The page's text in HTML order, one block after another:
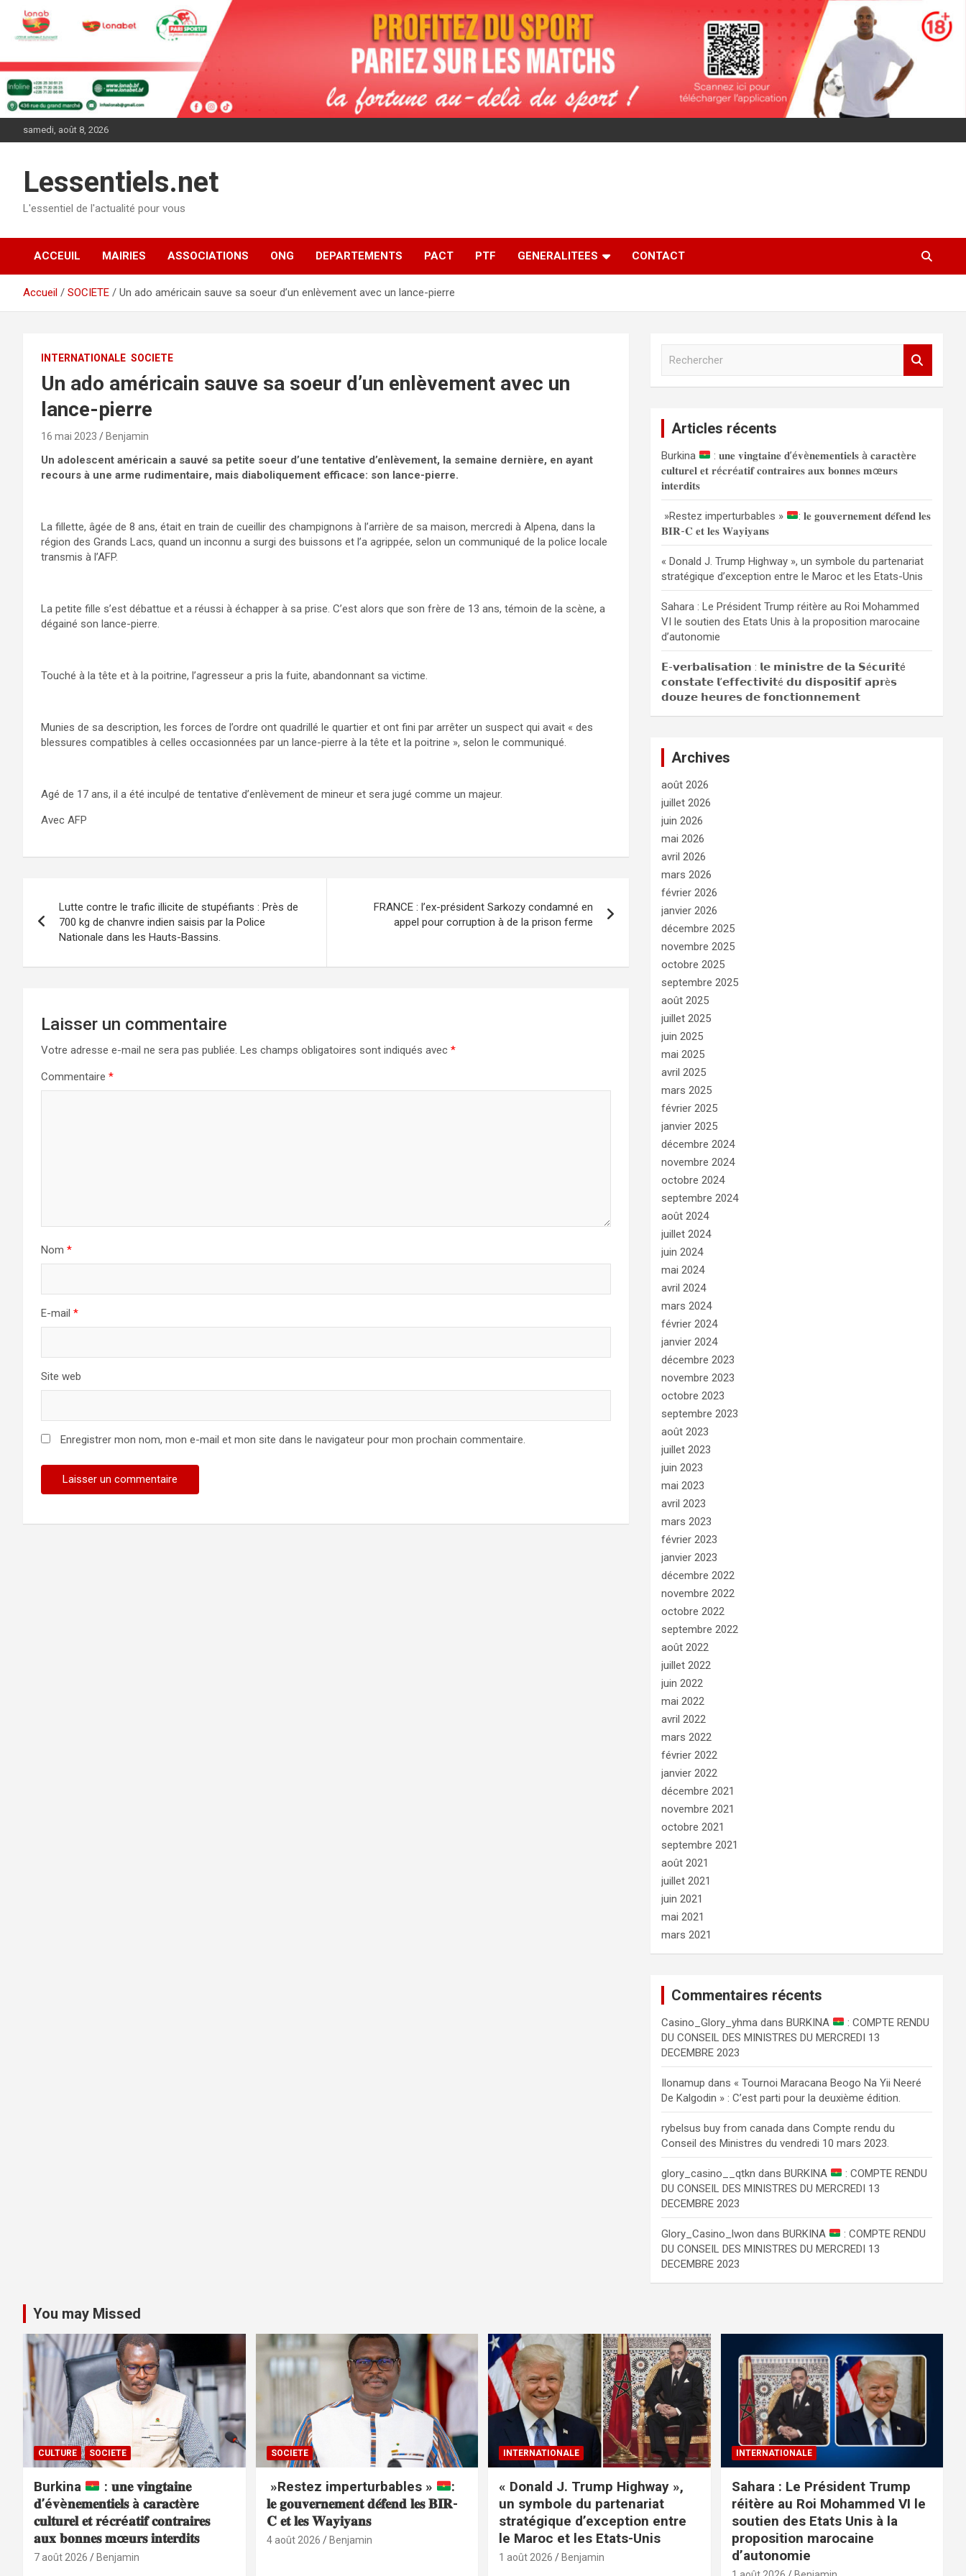
contenu
samedi, août 8, 2026
Lessentiels.net
L'essentiel de l'actualité pour vous
ACCEUIL MAIRIES ASSOCIATIONS ONG DEPARTEMENTS PACT PTF GENERALITEES CONTACT
Accueil SOCIETE Un ado américain sauve sa soeur d’un enlèvement avec un lance-pierre
INTERNATIONALE SOCIETE
Un ado américain sauve sa soeur d’un enlèvement avec un
lance-pierre
16 mai 2023 Benjamin
Un adolescent américain a sauvé sa petite soeur d’une tentative d’enlèvement, la semaine dernière, en ayant
recours à une arme rudimentaire, mais diaboliquement efficace: son lance-pierre.
La fillette, âgée de 8 ans, était en train de cueillir des champignons à l’arrière de sa maison, mercredi à Alpena, dans la
région des Grands Lacs, quand un inconnu a surgi des buissons et l’a agrippée, selon un communiqué de la police locale
transmis à l’AFP.
La petite fille s’est débattue et a réussi à échapper à sa prise. C’est alors que son frère de 13 ans, témoin de la scène, a
dégainé son lance-pierre.
Touché à la tête et à la poitrine, l’agresseur a pris la fuite, abandonnant sa victime.
Munies de sa description, les forces de l’ordre ont quadrillé le quartier et ont fini par arrêter un suspect qui avait « des
blessures compatibles à celles occasionnées par un lance-pierre à la tête et la poitrine », selon le communiqué.
Agé de 17 ans, il a été inculpé de tentative d’enlèvement de mineur et sera jugé comme un majeur.
Avec AFP
de
Lutte contre le trafic illicite de stupéfiants : Près de
700 kg de chanvre indien saisis par la Police
Nationale dans les Hauts-Bassins.
FRANCE : l’ex-président Sarkozy condamné en
appel pour corruption à de la prison ferme
Laisser un commentaire
Votre adresse e-mail ne sera pas publiée. Les champs obligatoires sont indiqués avec *
Commentaire *
Nom *
E-mail *
Site web
Enregistrer mon nom, mon e-mail et mon site dans le navigateur pour mon prochain commentaire.
c
h
e
r
Articles récents
Burkina
: 𝐮𝐧𝐞 𝐯𝐢𝐧𝐠𝐭𝐚𝐢𝐧𝐞 𝐝’é𝐯è𝐧𝐞𝐦𝐞𝐧𝐭𝐢𝐞𝐥𝐬 à 𝐜𝐚𝐫𝐚𝐜𝐭è𝐫𝐞
𝐜𝐮𝐥𝐭𝐮𝐫𝐞𝐥 𝐞𝐭 𝐫é𝐜𝐫é𝐚𝐭𝐢𝐟 𝐜𝐨𝐧𝐭𝐫𝐚𝐢𝐫𝐞𝐬 𝐚𝐮𝐱 𝐛𝐨𝐧𝐧𝐞𝐬 𝐦œ𝐮𝐫𝐬
𝐢𝐧𝐭𝐞𝐫𝐝𝐢𝐭𝐬
»Restez imperturbables »
: 𝐥𝐞 𝐠𝐨𝐮𝐯𝐞𝐫𝐧𝐞𝐦𝐞𝐧𝐭 𝐝𝐞́𝐟𝐞𝐧𝐝 𝐥𝐞𝐬
𝐁𝐈𝐑-𝐂 𝐞𝐭 𝐥𝐞𝐬 𝐖𝐚𝐲𝐢𝐲𝐚𝐧𝐬
« Donald J. Trump Highway », un symbole du partenariat
stratégique d’exception entre le Maroc et les Etats-Unis
Sahara : Le Président Trump réitère au Roi Mohammed
VI le soutien des Etats Unis à la proposition marocaine
d’autonomie
𝗘-𝘃𝗲𝗿𝗯𝗮𝗹𝗶𝘀𝗮𝘁𝗶𝗼𝗻 : 𝗹𝗲 𝗺𝗶𝗻𝗶𝘀𝘁𝗿𝗲 𝗱𝗲 𝗹𝗮 𝗦é𝗰𝘂𝗿𝗶𝘁é
𝗰𝗼𝗻𝘀𝘁𝗮𝘁𝗲 𝗹’𝗲𝗳𝗳𝗲𝗰𝘁𝗶𝘃𝗶𝘁é 𝗱𝘂 𝗱𝗶𝘀𝗽𝗼𝘀𝗶𝘁𝗶𝗳 𝗮𝗽𝗿è𝘀
𝗱𝗼𝘂𝘇𝗲 𝗵𝗲𝘂𝗿𝗲𝘀 𝗱𝗲 𝗳𝗼𝗻𝗰𝘁𝗶𝗼𝗻𝗻𝗲𝗺𝗲𝗻𝘁
Archives
août 2026
juillet 2026
juin 2026
mai 2026
avril 2026
mars 2026
février 2026
janvier 2026
décembre 2025
novembre 2025
octobre 2025
septembre 2025
août 2025
juillet 2025
juin 2025
mai 2025
avril 2025
mars 2025
février 2025
janvier 2025
décembre 2024
novembre 2024
octobre 2024
septembre 2024
août 2024
juillet 2024
juin 2024
mai 2024
avril 2024
mars 2024
février 2024
janvier 2024
décembre 2023
novembre 2023
octobre 2023
septembre 2023
août 2023
juillet 2023
juin 2023
mai 2023
avril 2023
mars 2023
février 2023
janvier 2023
décembre 2022
novembre 2022
octobre 2022
septembre 2022
août 2022
juillet 2022
juin 2022
mai 2022
avril 2022
mars 2022
février 2022
janvier 2022
décembre 2021
novembre 2021
octobre 2021
septembre 2021
août 2021
juillet 2021
juin 2021
mai 2021
mars 2021
Commentaires récents
Сasino_Glory_yhma dansBURKINA
: COMPTE RENDU
DU CONSEIL DES MINISTRES DU MERCREDI 13
DECEMBRE 2023
Ilonamup dans « Tournoi Maracana Beogo Na Yii Neeré
De Kalgodin » : C’est parti pour la deuxième édition.
rybelsus buy from canada dansCompte rendu du
Conseil des Ministres du vendredi 10 mars 2023.
glory_casino__qtkn dansBURKINA
: COMPTE RENDU
DU CONSEIL DES MINISTRES DU MERCREDI 13
DECEMBRE 2023
Glory_Casino_lwon dansBURKINA
: COMPTE RENDU
DU CONSEIL DES MINISTRES DU MERCREDI 13
DECEMBRE 2023
You may Missed
CULTURE SOCIETE
Burkina
: 𝐮𝐧𝐞 𝐯𝐢𝐧𝐠𝐭𝐚𝐢𝐧𝐞
𝐝’é𝐯è𝐧𝐞𝐦𝐞𝐧𝐭𝐢𝐞𝐥𝐬 à 𝐜𝐚𝐫𝐚𝐜𝐭è𝐫𝐞
𝐜𝐮𝐥𝐭𝐮𝐫𝐞𝐥 𝐞𝐭 𝐫é𝐜𝐫é𝐚𝐭𝐢𝐟 𝐜𝐨𝐧𝐭𝐫𝐚𝐢𝐫𝐞𝐬
𝐚𝐮𝐱 𝐛𝐨𝐧𝐧𝐞𝐬 𝐦œ𝐮𝐫𝐬 𝐢𝐧𝐭𝐞𝐫𝐝𝐢𝐭𝐬
7 août 2026 Benjamin
SOCIETE
»Restez imperturbables »
:
𝐥𝐞 𝐠𝐨𝐮𝐯𝐞𝐫𝐧𝐞𝐦𝐞𝐧𝐭 𝐝𝐞́𝐟𝐞𝐧𝐝 𝐥𝐞𝐬 𝐁𝐈𝐑-
𝐂 𝐞𝐭 𝐥𝐞𝐬 𝐖𝐚𝐲𝐢𝐲𝐚𝐧𝐬
4 août 2026 Benjamin
INTERNATIONALE
« Donald J. Trump Highway »,
un symbole du partenariat
stratégique d’exception entre
le Maroc et les Etats-Unis
1 août 2026 Benjamin
INTERNATIONALE
Sahara : Le Président Trump
réitère au Roi Mohammed VI le
soutien des Etats Unis à la
proposition marocaine
d’autonomie